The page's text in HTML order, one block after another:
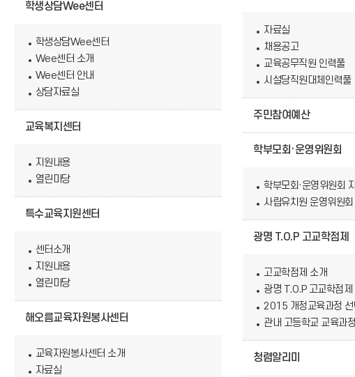
학생상담Wee센터
학생상담Wee센터
Wee센터 소개
Wee센터 안내
상담자료실
교육복지센터
지원내용
열린마당
특수교육지원센터
센터소개
지원내용
열린마당
해오름교육자원봉사센터
교육자원봉사센터 소개
자료실
자료실
채용공고
교육공무직원 인력풀
시설당직원대체인력풀
주민참여예산
학부모회·운영위원회
학부모회·운영위원회
사립유치원 운영위원
광명 T.O.P 고교학점제
고교학점제 소개
광명 T.O.P 고교학점제
2015 개정교육과정 선
관내 고등학교 교육과
청렴알리미